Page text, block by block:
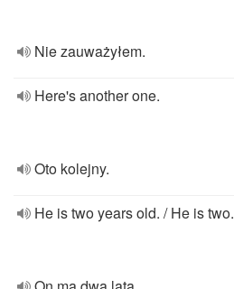
Nie zauważyłem.
Here's another one.
Oto kolejny.
He is two years old. / He is two.